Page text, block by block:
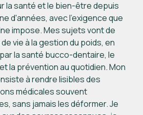
la santé et le bien-être depuis
d'années, avec l'exigence que
impose. Mes sujets vont de
vie à la gestion du poids, en
la santé bucco-dentaire, le
la prévention au quotidien. Mon
à rendre lisibles des
médicales souvent
sans jamais les déformer. Je